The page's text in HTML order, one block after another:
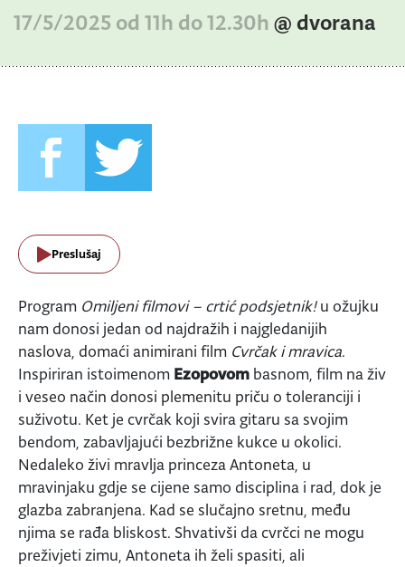
17/5/2025 od 11h do 12.30h @ dvorana
Preslušaj
Program Omiljeni filmovi – crtić podsjetnik!u ožujku
nam donosi jedan od najdražih i najgledanijih
naslova, domaći animirani film Cvrčak i mravica.
Inspiriran istoimenom Ezopovom basnom, film na živ
i veseo način donosi plemenitu priču o toleranciji i
suživotu. Ket je cvrčak koji svira gitaru sa svojim
bendom, zabavljajući bezbrižne kukce u okolici.
Nedaleko živi mravlja princeza Antoneta, u
mravinjaku gdje se cijene samo disciplina i rad, dok je
glazba zabranjena. Kad se slučajno sretnu, među
njima se rađa bliskost. Shvativši da cvrčci ne mogu
preživjeti zimu, Antoneta ih želi spasiti, ali